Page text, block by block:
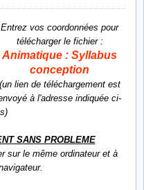
Entrez vos coordonnées pour
télécharger le fichier :
Animatique : Syllabus
conception
(un lien de téléchargement est
à l'adresse indiquée ci-
SANS PROBLEME
sur le même ordinateur et à